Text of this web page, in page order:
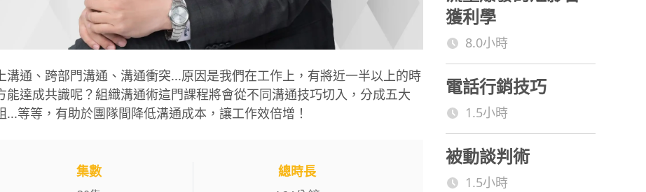
通、跨部門溝通、溝通衝突...原因是我們在工作上，有將近一半以上的時
達成共識呢？組織溝通術這門課程將會從不同溝通技巧切入，分成五大
等等，有助於團隊間降低溝通成本，讓工作效倍增！
集數
總時長
獲利學
8.0小時
電話行銷技巧
1.5小時
被動談判術
1.5小時